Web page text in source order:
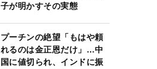
子が明かすその実態
プーチンの絶望「もはや頼
れるのは金正恩だけ」…中
国に値切られ、インドに振